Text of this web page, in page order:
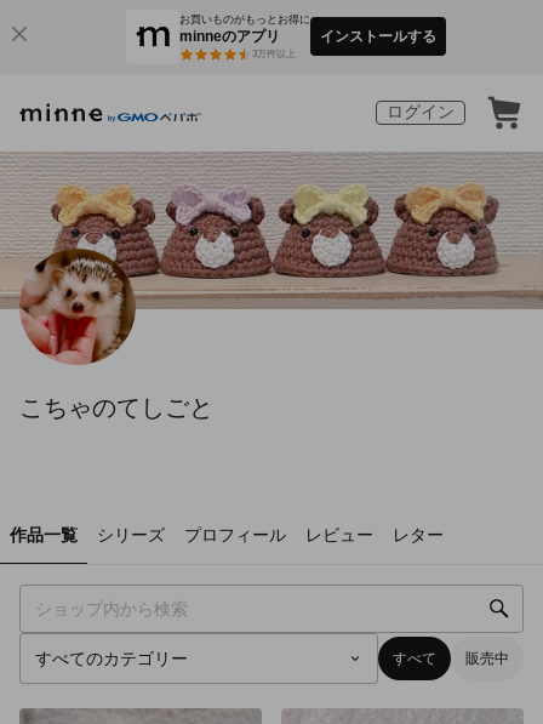
お買いものがもっとお得に
minneのアプリ
3万件以上
インストールする
ログイン
こちゃのてしごと
作品一覧 シリーズ プロフィール レビュー レター
すべて 販売中